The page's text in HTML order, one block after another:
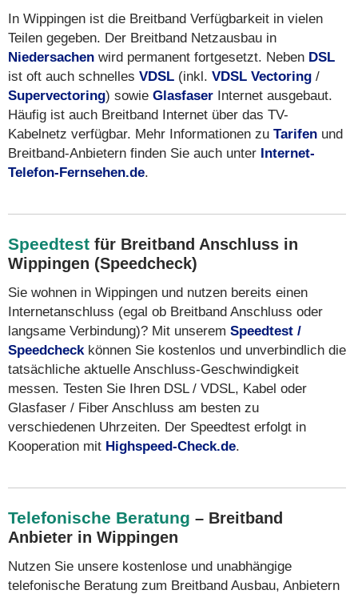
In Wippingen ist die Breitband Verfügbarkeit in vielen
Teilen gegeben. Der Breitband Netzausbau in
Niedersachen wird permanent fortgesetzt. Neben DSL
ist oft auch schnelles VDSL (inkl. VDSL Vectoring /
Supervectoring) sowie Glasfaser Internet ausgebaut.
Häufig ist auch Breitband Internet über das TV-
Kabelnetz verfügbar. Mehr Informationen zu Tarifen und
Breitband-Anbietern finden Sie auch unter Internet-
Telefon-Fernsehen.de.
Speedtest für Breitband Anschluss in
Wippingen (Speedcheck)
Sie wohnen in Wippingen und nutzen bereits einen
Internetanschluss (egal ob Breitband Anschluss oder
langsame Verbindung)? Mit unserem Speedtest /
Speedcheckkönnen Sie kostenlos und unverbindlich die
tatsächliche aktuelle Anschluss-Geschwindigkeit
messen. Testen Sie Ihren DSL / VDSL, Kabel oder
Glasfaser / Fiber Anschluss am besten zu
verschiedenen Uhrzeiten. Der Speedtest erfolgt in
Kooperation mit Highspeed-Check.de.
Telefonische Beratung – Breitband
Anbieter in Wippingen
Nutzen Sie unsere kostenlose und unabhängige
telefonische Beratung zum Breitband Ausbau, Anbietern